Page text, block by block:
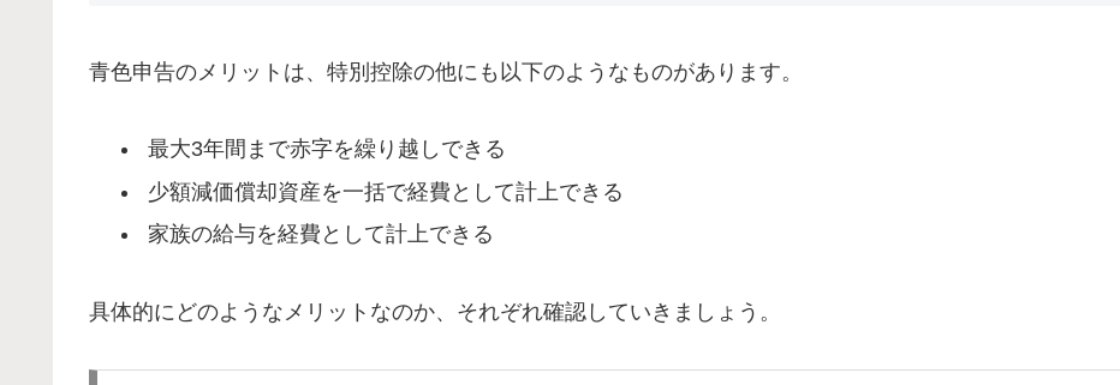
青色申告のメリットは、特別控除の他にも以下のようなものがあります。
最大3年間まで赤字を繰り越しできる
少額減価償却資産を一括で経費として計上できる
家族の給与を経費として計上できる
具体的にどのようなメリットなのか、それぞれ確認していきましょう。